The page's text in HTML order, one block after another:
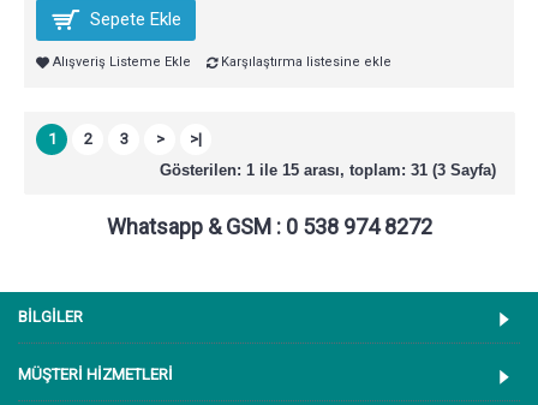
Sepete Ekle
Alışveriş Listeme Ekle Karşılaştırma listesine ekle
1 2 3 >
>|
Gösterilen: 1 ile 15 arası, toplam: 31 (3 Sayfa)
Whatsapp & GSM : 0 538 974 8272
BİLGİLER
MÜŞTERİ HİZMETLERİ